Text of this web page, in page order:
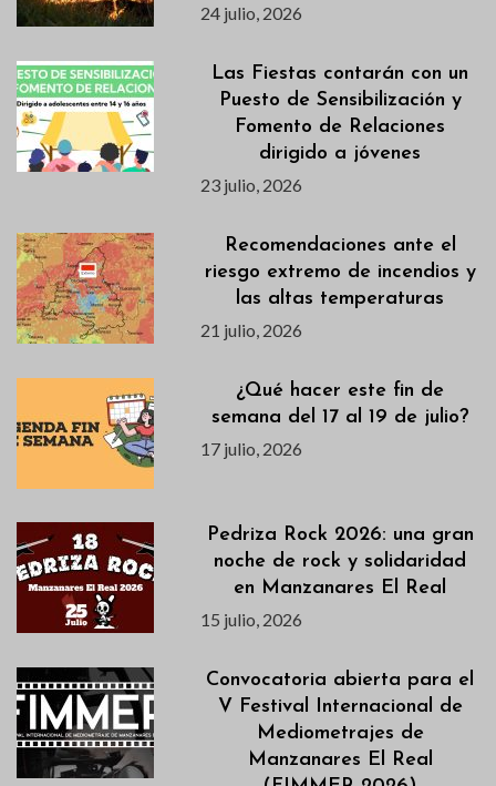
24 julio, 2026
Las Fiestas contarán con un
Puesto de Sensibilización y
Fomento de Relaciones
dirigido a jóvenes
23 julio, 2026
Recomendaciones ante el
riesgo extremo de incendios y
las altas temperaturas
21 julio, 2026
¿Qué hacer este fin de
semana del 17 al 19 de julio?
17 julio, 2026
Pedriza Rock 2026: una gran
noche de rock y solidaridad
en Manzanares El Real
15 julio, 2026
Convocatoria abierta para el
V Festival Internacional de
Mediometrajes de
Manzanares El Real